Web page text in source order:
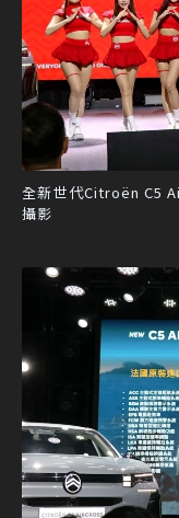
全新世代Citroën C5
攝影